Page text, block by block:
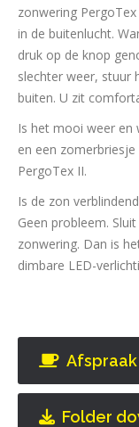
zonwering
in de buitenlucht.
druk op de knop
slechter weer, stuur
buiten. U zit
Is het mooi weer en
en een
PergoTex II.
Is de zon
Geen probleem.
zonwering. Dan is
dimbare LED-
Folder